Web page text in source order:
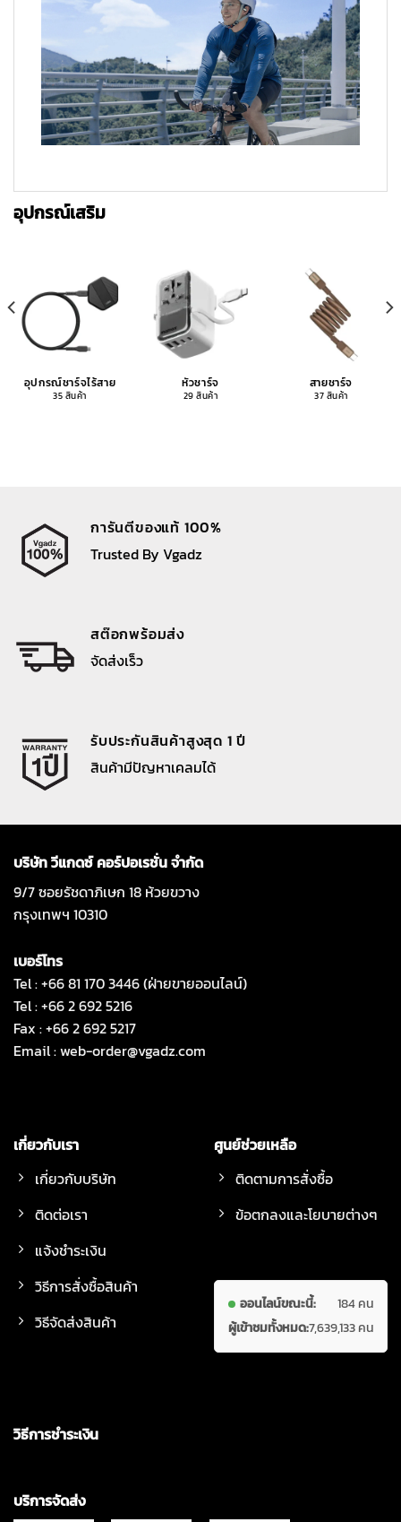
อุปกรณ์เสริม
อุปกรณ์ชาร์จไร้สาย
35 สินค้า
หัวชาร์จ
29 สินค้า
สายชาร์จ
37 สินค้า
การันตีของแท้ 100%
Trusted By Vgadz
สต๊อกพร้อมส่ง
จัดส่งเร็ว
รับประกันสินค้าสูงสุด 1 ปี
สินค้ามีปัญหาเคลมได้
บริษัท วีแกดซ์ คอร์ปอเรชั่น จำกัด
9/7 ซอยรัชดาภิเษก 18 ห้วยขวาง
กรุงเทพฯ 10310
เบอร์โทร
Tel : +66 81 170 3446 (ฝ่ายขายออนไลน์)
Tel : +66 2 692 5216
Fax : +66 2 692 5217
Email :web-order@vgadz.com
เกี่ยวกับเรา
เกี่ยวกับบริษัท
ติดต่อเรา
แจ้งชำระเงิน
วิธีการสั่งซื้อสินค้า
วิธีจัดส่งสินค้า
ศูนย์ช่วยเหลือ
ติดตามการสั่งซื้อ
ข้อตกลงและโยบายต่างๆ
ออนไลน์ขณะนี้:
184 คน
ผู้เข้าชมทั้งหมด:7,639,133 คน
วิธีการชำระเงิน
บริการจัดส่ง